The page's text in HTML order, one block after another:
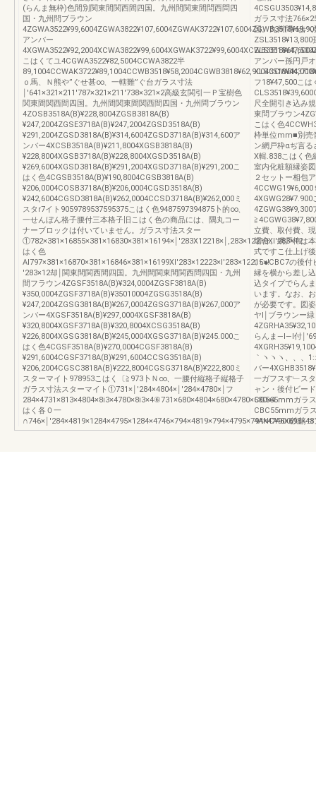
(らんま無枠)色間別関東間関西間四国。九州間関東間問西問四
国・九州問ブラウン
アンバー
こはくてユ4CGWA3522¥82,5004CCWA3822半
ｏ馬、Ｎ熊や”ぐせ甚∞、一轄難”ぐ台ガラス寸法
￨′641×321×211′787×321×211′738×321×2高級玄関引一Ｐ宝樹色
関東間関西間四国。九州間関東間関西間四国・九州問ブラウン
4ZOSB3518A(B)¥228,8004ZGSB3818A(B)
¥247,2004ZGSE3718A(B)¥247,2004ZGSD3518A(B)
¥291,2004ZGSD3818A(B)¥314,6004ZGSD3718A(B)¥314,600ア
ンバー4XCSB3518A(B)¥211,8004XGSB3818A(B)
¥228,8004XGSB3718A(B)¥228,8004XGSD3518A(B)
¥269,6004XGSD3818A(B)¥291,2004XGSD3718A(B)¥291,200こ
はく色4CGSB3518A(B)¥190,8004CGSB3818A(B)
¥206,0004COSB3718A(B)¥206,0004CGSD3518A(B)
¥242,6004CGSD3818A(B)¥262,0004CCSD3718A(B)¥262,000ミ
スタr7イト9059789537595375こはく色9487597394875卜的∞、
一せんぼん格子腰付三本格子旧こはく色の商品には、隅丸コー
ナーブロックは付いていません。ガラス寸法スター
①782×381×16855×381×16830×381×16194×￨′283X12218×￨,283×12210XI′283×12
はく色
Al797×381×16870×381×16846×381×16199XI′283×12223×l′283×12215×!
′283×12却￨関東間関西間四国。九州間関東間関西問四国・九州
間フラウン4ZGSF3518A(B)¥324,0004ZGSF3818A(B)
¥350,0004ZGSF3718A(B)¥35010004ZGSG3518A(B)
¥247,2004ZGSG3818A(B)¥267,0004ZGSG3718A(B)¥267,000ア
ンバー4XGSF3518A(B)¥297,0004XGSF3818A(B)
¥320,8004XGSF3718A(B)¥320,8004XCSG3518A(B)
¥226,8004XGSG3818A(B)¥245,0004XGSG3718A(B)¥245.000こ
はく色4CGSF3518A(B)¥270,0004CGSF3818A(B)
¥291,6004CGSF3718A(B)¥291,6004CCSG3518A(B)
¥206,2004CGSC3818A(B)¥222,8004CGSG3718A(B)¥222,800ミ
スターマイト978953こはく〔≧973卜Ｎ∞、一腰付縦格子縦格子
ガラス寸法スターマイト①731×￨′284×4804×￨′284×4780×￨フ
284×4731×813×4804×8i3×4780×8i3×4⑥731×680×4804×680×4780×680×4
はく各０一
∩746×￨
ガラス寸法
国。九州問H歩
ZSL3518¥13,800
アンバー孫円戸
フ18¥47,500こ
尺全開引き込み
東問ブラウン
こはく色
枠単位mm■別売
ン網戸枠αぢ言る
X輯.838こはく
室内化粧額縁姿
２セットー相包
4ZGWG38¥9,300
立費、取付費、
場合、網戸枠は
式ですこ仕上げ
い.●CBC7の後付
縁を横から差し
込タイプでらん
います。なお、
が必要です。図
ヤl￨ブラウンー
らんま―l―l付￨
｀ヽヽヽ、、、
バー
一ガフスす﹂ス
ャン・後付ビー
CG565mmガラ
CBC55mmガラ
4ANC¥900鉄筋